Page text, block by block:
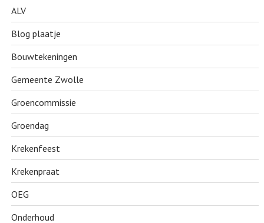
ALV
Blog plaatje
Bouwtekeningen
Gemeente Zwolle
Groencommissie
Groendag
Krekenfeest
Krekenpraat
OEG
Onderhoud